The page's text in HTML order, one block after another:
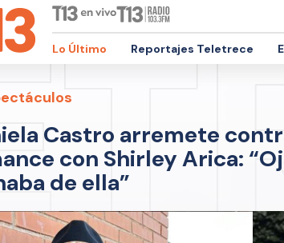
Lo Último Reportajes Teletrece
Castro arremete
con Shirley Arica:
de ella”